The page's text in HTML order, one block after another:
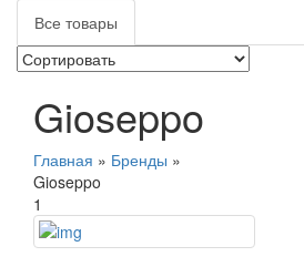
Все товары
Gioseppo
Главная » Бренды »
Gioseppo
1